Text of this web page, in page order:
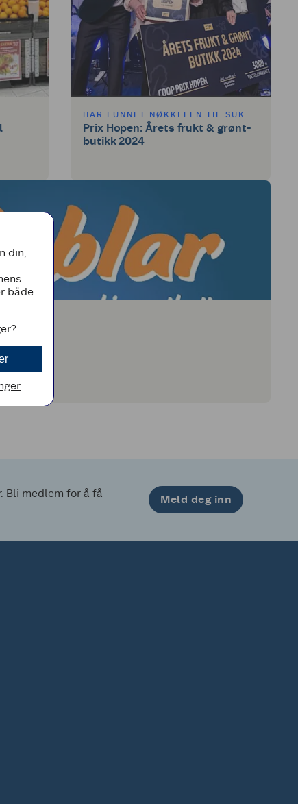
HAR FUNNET NØKKELEN TIL SUKSESS
Prix Hopen: Årets frukt & grønt-
butikk 2024
Bli medlem for å få
Meld deg inn
din,
både